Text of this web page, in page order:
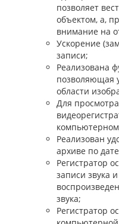
позволяет
объектом, а,
внимание на
Ускорение
записи;
Реализована
позволяющая
области
Для
Реализован
архиве по
Регистратор
записи звука
звука;
Регистратор